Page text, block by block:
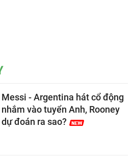
Messi - Argentina hát cổ động
nhắm vào tuyển Anh, Rooney
dự đoán ra sao?